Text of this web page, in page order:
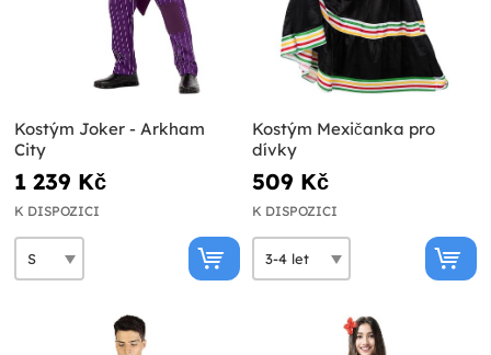
Kostým Joker - Arkham
City
1 239 Kč
K DISPOZICI
Kostým Mexičanka pro
dívky
509 Kč
K DISPOZICI